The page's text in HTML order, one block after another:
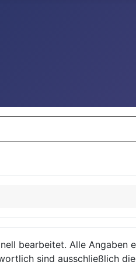
bearbeitet. Alle Angaben
sind ausschließlich